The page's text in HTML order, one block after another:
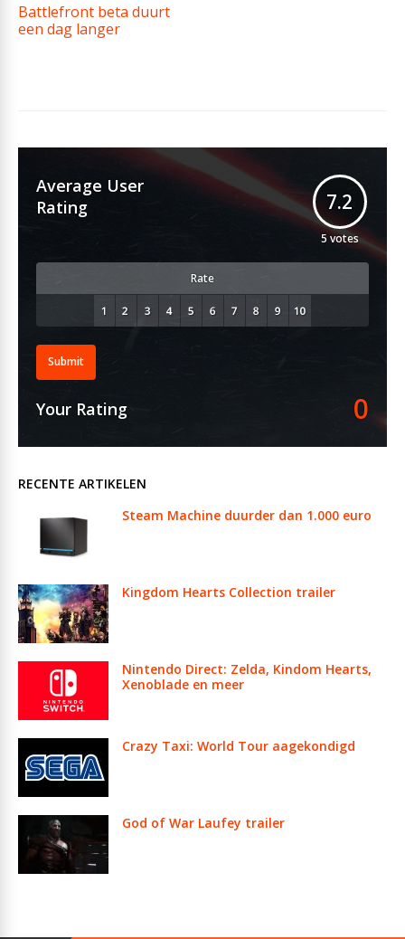
Battlefront beta duurt
een dag langer
Average User
Rating
7.2
5votes
Rate
Submit
Your Rating 0
RECENTE ARTIKELEN
Steam Machine duurder dan 1.000 euro
Kingdom Hearts Collection trailer
Nintendo Direct: Zelda, Kindom Hearts,
Xenoblade en meer
Crazy Taxi: World Tour aagekondigd
God of War Laufey trailer